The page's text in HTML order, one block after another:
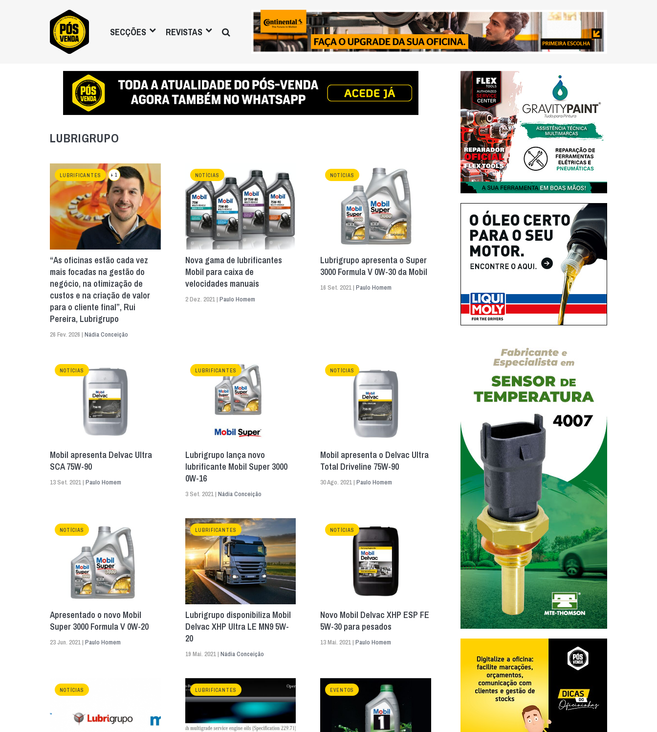
SECÇÕES REVISTAS
LUBRIGRUPO
LUBRIFICANTES + 1
“As oficinas estão cada vez
mais focadas na gestão do
negócio, na otimização de
custos e na criação de valor
para o cliente final”, Rui
Pereira, Lubrigrupo
26 Fev. 2026 | Nádia Conceição
NOTÍCIAS
Nova gama de lubrificantes
Mobil para caixa de
velocidades manuais
2 Dez. 2021 | Paulo Homem
NOTÍCIAS
Lubrigrupo apresenta o Super
3000 Formula V 0W-30 da Mobil
16 Set. 2021 |Paulo Homem
NOTÍCIAS
Mobil apresenta Delvac Ultra
SCA 75W-90
13 Set. 2021 | Paulo Homem
LUBRIFICANTES
Lubrigrupo lança novo
lubrificante Mobil Super 3000
0W-16
3 Set. 2021 | Nádia Conceição
NOTÍCIAS
Mobil apresenta o Delvac Ultra
Total Driveline 75W-90
30 Ago. 2021 |Paulo Homem
NOTÍCIAS
Apresentado o novo Mobil
Super 3000 Formula V 0W-20
23 Jun. 2021 | Paulo Homem
LUBRIFICANTES
Lubrigrupo disponibiliza Mobil
Delvac XHP Ultra LE MN9 5W-
20
19 Mai. 2021 | Nádia Conceição
NOTÍCIAS
Novo Mobil Delvac XHP ESP FE
5W-30 para pesados
13 Mai. 2021 |Paulo Homem
NOTÍCIAS LUBRIFICANTES EVENTOS